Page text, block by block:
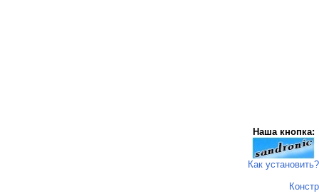
Наша кнопка:
Как установить?